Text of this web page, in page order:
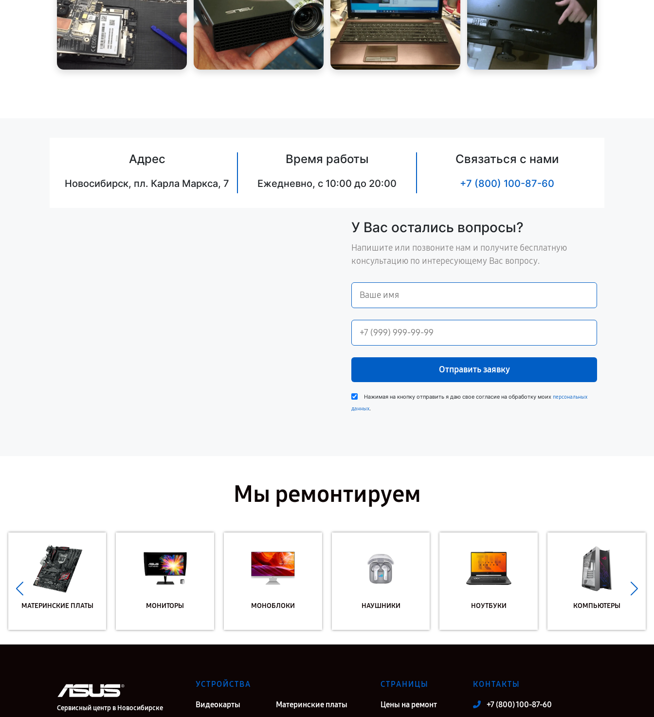
Адрес
Новосибирск, пл. Карла Маркса, 7
Время работы
Ежедневно, с 10:00 до 20:00
Связаться с нами
+7 (800) 100-87-60
У Вас остались вопросы?
Напишите или позвоните нам и получите бесплатную
консультацию по интересующему Вас вопросу.
Отправить заявку
Нажимая на кнопку отправить я даю свое согласие на обработку моих персональных
данных.
Мы ремонтируем
МАТЕРИНСКИЕ ПЛАТЫ МОНИТОРЫ МОНОБЛОКИ НАУШНИКИ НОУТБУКИ КОМПЬЮТЕРЫ
Сервисный центр в Новосибирске
УСТРОЙСТВА
Видеокарты Материнские платы
СТРАНИЦЫ
Цены на ремонт
КОНТАКТЫ
+7 (800) 100-87-60